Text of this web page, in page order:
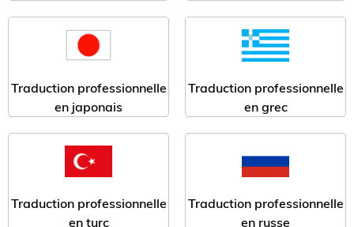
Traduction professionnelle
en japonais
Traduction professionnelle
en grec
Traduction professionnelle
en turc
Traduction professionnelle
en russe